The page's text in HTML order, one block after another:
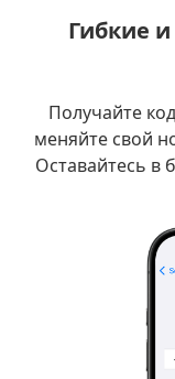
Гибкие
Получайте
меняйте свой
Оставайтесь в